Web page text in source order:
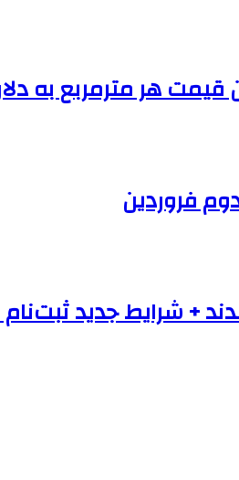
مترمربع به دلار در زمستان
فروردین
+ شرایط جدید ثبت‌نام